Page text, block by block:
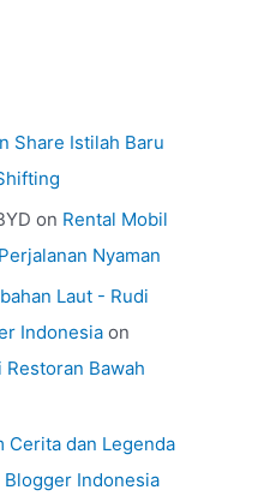
Share Istilah Baru
on Rental Mobil
Nyaman
Laut - Rudi
Indonesia on
Restoran Bawah
Cerita dan Legenda
Indonesia